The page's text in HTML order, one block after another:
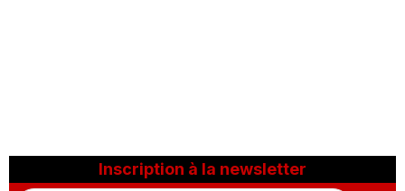
Inscription à la newsletter